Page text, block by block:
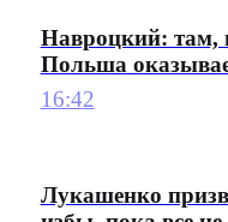
Навроцкий: там,
Польша
16:42
Лукашенко